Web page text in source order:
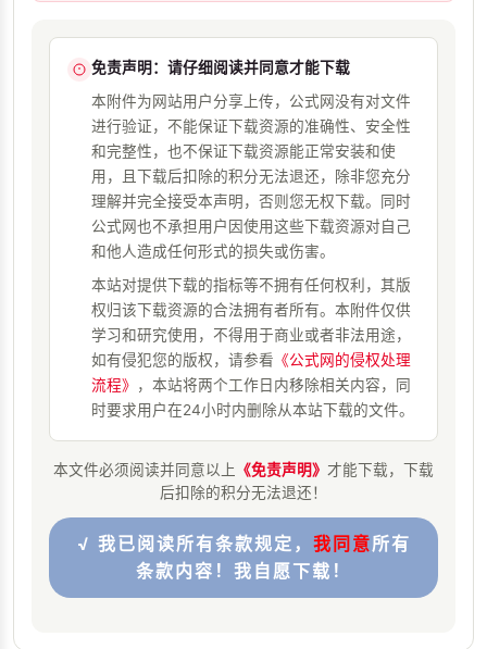
免责声明：请仔细阅读并同意才能下载
本附件为网站用户分享上传，公式网没有对文件
进行验证，不能保证下载资源的准确性、安全性
和完整性，也不保证下载资源能正常安装和使
用，且下载后扣除的积分无法退还，除非您充分
理解并完全接受本声明，否则您无权下载。同时
公式网也不承担用户因使用这些下载资源对自己
和他人造成任何形式的损失或伤害。
本站对提供下载的指标等不拥有任何权利，其版
权归该下载资源的合法拥有者所有。本附件仅供
学习和研究使用，不得用于商业或者非法用途，
如有侵犯您的版权，请参看 《公式网的侵权处理
流程》 ，本站将两个工作日内移除相关内容，同
时要求用户在24小时内删除从本站下载的文件。
本文件必须阅读并同意以上 《免责声明》 才能下载，下载
后扣除的积分无法退还！
√ 我已阅读所有条款规定， 我同意所有
条款内容！我自愿下载！